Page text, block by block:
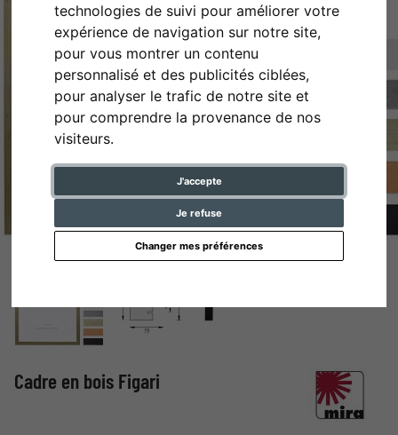
technologies de suivi pour améliorer votre
expérience de navigation sur notre site,
pour vous montrer un contenu
personnalisé et des publicités ciblées,
pour analyser le trafic de notre site et
pour comprendre la provenance de nos
visiteurs.
J'accepte
Je refuse
Changer mes préférences
Retour
Cadre en bois Figari